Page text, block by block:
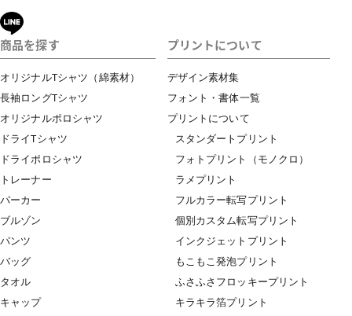
商品を探す
オリジナルTシャツ（綿素材）
長袖ロングTシャツ
オリジナルポロシャツ
ドライTシャツ
ドライポロシャツ
トレーナー
パーカー
ブルゾン
パンツ
バッグ
タオル
キャップ
プリントについて
デザイン素材集
フォント・書体一覧
プリントについて
スタンダートプリント
フォトプリント（モノクロ）
ラメプリント
フルカラー転写プリント
個別カスタム転写プリント
インクジェットプリント
もこもこ発泡プリント
ふさふさフロッキープリント
キラキラ箔プリント